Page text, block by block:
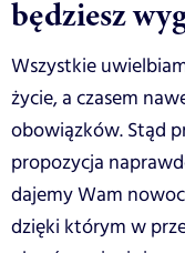
będziesz
Wszystkie
życie, a czasem
obowiązków. Stąd
propozycja
dajemy Wam
dzięki którym w